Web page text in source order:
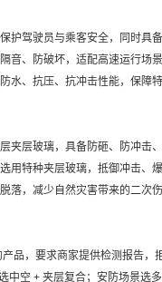
护驾驶员与乘客安全，同时具
音、防破坏，适配高速运行场
水、抗压、抗冲击性能，保障
夹层玻璃，具备防砸、防冲击
用特种夹层玻璃，抵御冲击、
落，减少自然灾害带来的二次
品，要求商家提供检测报告，
中空 + 夹层复合；安防场景选